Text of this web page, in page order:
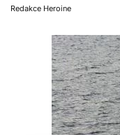
Redakce Heroine